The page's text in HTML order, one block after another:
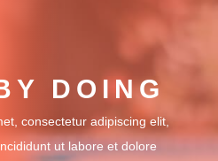
DOING
consectetur adipiscing elit,
ut labore et dolore